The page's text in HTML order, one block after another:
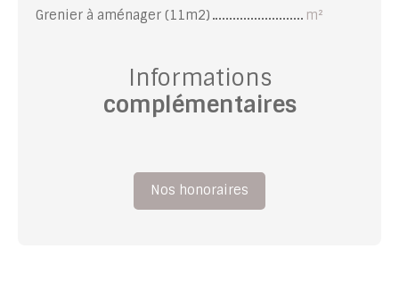
Grenier à aménager (11m2)
m²
Informations
complémentaires
Nos honoraires